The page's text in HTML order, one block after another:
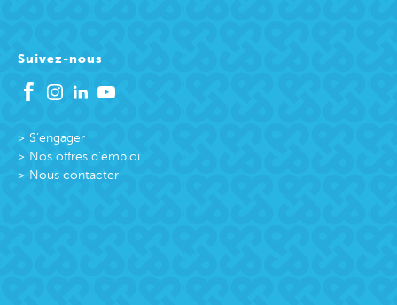
Suivez-nous
S’engager
Nos offres d’emploi
Nous contacter